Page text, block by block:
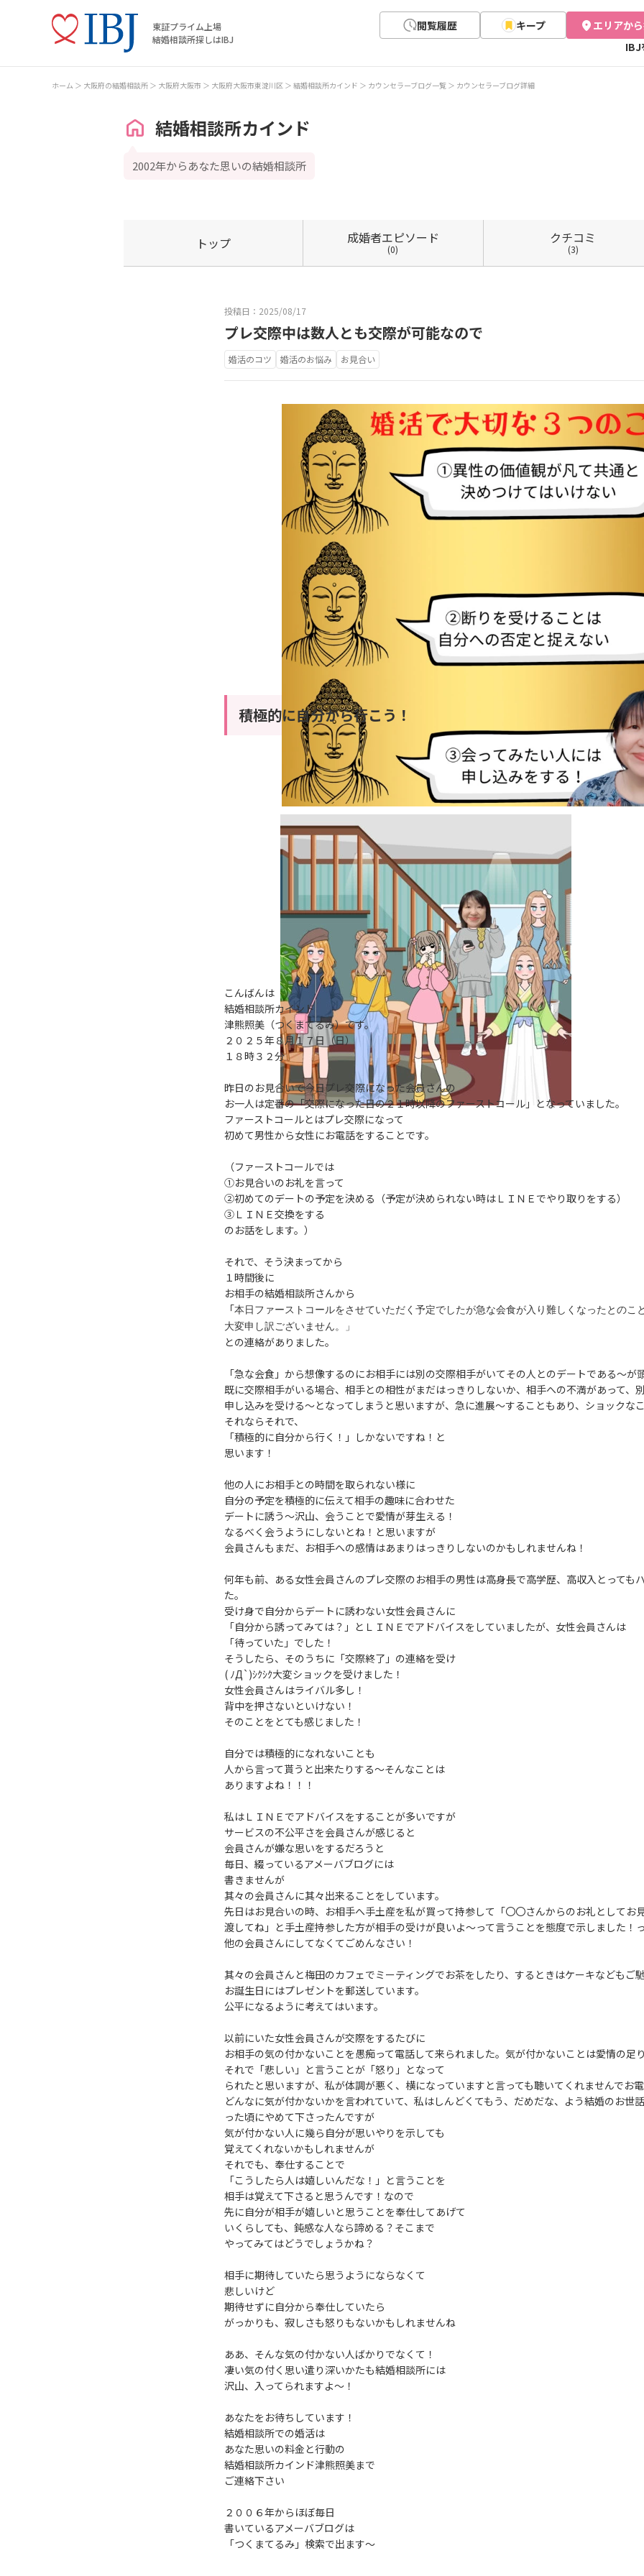
東証プライム上場
結婚相談所探しはIBJ
閲覧履歴 キープ エリアか
IBJ
ホーム 大阪府の結婚相談所 大阪府大阪市 大阪府大阪市東淀川区 結婚相談所カインド カウンセラーブログ一覧 カウンセラーブログ詳細
結婚相談所カインド
2002年からあなた思いの結婚相談所
トップ 成婚者エピソード
(0)
クチコミ
(3)
投稿日：2025/08/17
プレ交際中は数人とも交際が可能なので
婚活のコツ 婚活のお悩み お見合い
積極的に自分から行こう！
こんばんは
結婚相談所カインド
津熊照美（つくまてるみ）です。
２０２５年８月１７日（日）
１８時３２分
昨日のお見合いで今日プレ交際になった会員さんの
お一人は定番の「交際になった日の２１時以降のファーストコール」となっていました。
ファーストコールとはプレ交際になって
初めて男性から女性にお電話をすることです。
（ファーストコールでは
①お見合いのお礼を言って
②初めてのデートの予定を決める（予定が決められない時はＬＩＮＥでやり取りをする）
③ＬＩＮＥ交換をする
のお話をします。）
それで、そう決まってから
１時間後に
お相手の結婚相談所さんから
「本日ファーストコールをさせていただく予定でしたが急な会食が入り難しくなったとのこと
大変申し訳ございません。」
との連絡がありました。
「急な会食」から想像するのにお相手には別の交際相手がいてその人とのデートである～が
既に交際相手がいる場合、相手との相性がまだはっきりしないか、相手への不満があって、
申し込みを受ける～となってしまうと思いますが、急に進展～することもあり、ショックな
それならそれで、
「積極的に自分から行く！」しかないですね！と
思います！
他の人にお相手との時間を取られない様に
自分の予定を積極的に伝えて相手の趣味に合わせた
デートに誘う～沢山、会うことで愛情が芽生える！
なるべく会うようにしないとね！と思いますが
会員さんもまだ、お相手への感情はあまりはっきりしないのかもしれませんね！
何年も前、ある女性会員さんのプレ交際のお相手の男性は高身長で高学歴、高収入とっても
た。
受け身で自分からデートに誘わない女性会員さんに
「自分から誘ってみては？」とＬＩＮＥでアドバイスをしていましたが、女性会員さんは
「待っていた」でした！
そうしたら、そのうちに「交際終了」の連絡を受け
( ﾉД`)ｼｸｼｸ大変ショックを受けました！
女性会員さんはライバル多し！
背中を押さないといけない！
そのことをとても感じました！
自分では積極的になれないことも
人から言って貰うと出来たりする～そんなことは
ありますよね！！！
私はＬＩＮＥでアドバイスをすることが多いですが
サービスの不公平さを会員さんが感じると
会員さんが嫌な思いをするだろうと
毎日、綴っているアメーバブログには
書きませんが
其々の会員さんに其々出来ることをしています。
先日はお見合いの時、お相手へ手土産を私が買って持参して「〇〇さんからのお礼としてお
渡してね」と手土産持参した方が相手の受けが良いよ～って言うことを態度で示しました！
他の会員さんにしてなくてごめんなさい！
其々の会員さんと梅田のカフェでミーティングでお茶をしたり、するときはケーキなどもご
お誕生日にはプレゼントを郵送しています。
公平になるように考えてはいます。
以前にいた女性会員さんが交際をするたびに
お相手の気の付かないことを愚痴って電話して来られました。気が付かないことは愛情の足
それで「悲しい」と言うことが「怒り」となって
られたと思いますが、私が体調が悪く、横になっていますと言っても聴いてくれませんでお
どんなに気が付かないかを言われていて、私はしんどくてもう、だめだな、よう結婚のお世
った頃にやめて下さったんですが
気が付かない人に幾ら自分が思いやりを示しても
覚えてくれないかもしれませんが
それでも、奉仕することで
「こうしたら人は嬉しいんだな！」と言うことを
相手は覚えて下さると思うんです！なので
先に自分が相手が嬉しいと思うことを奉仕してあげて
いくらしても、鈍感な人なら諦める？そこまで
やってみてはどうでしょうかね？
相手に期待していたら思うようにならなくて
悲しいけど
期待せずに自分から奉仕していたら
がっかりも、寂しさも怒りもないかもしれませんね
ああ、そんな気の付かない人ばかりでなくて！
凄い気の付く思い遣り深いかたも結婚相談所には
沢山、入ってられますよ～！
あなたをお待ちしています！
結婚相談所での婚活は
あなた思いの料金と行動の
結婚相談所カインド津熊照美まで
ご連絡下さい
２００６年からほぼ毎日
書いているアメーバブログは
「つくまてるみ」検索で出ます～